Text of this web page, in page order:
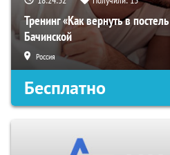
Тренинг «Как вернуть в
Бачинской
Россия
Бесплатно